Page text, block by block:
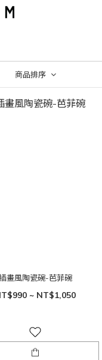
商品排序
畫風陶瓷碗-芭菲碗
~ NT$1,050